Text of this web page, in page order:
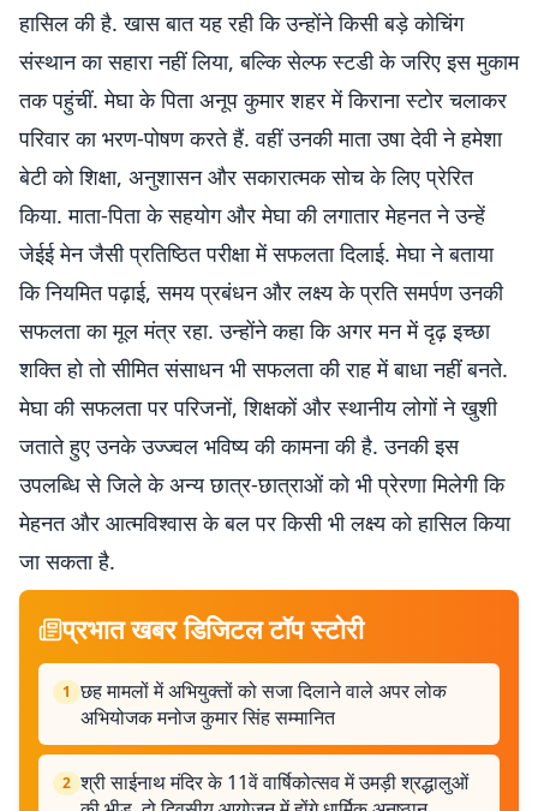
हासिल की है. खास बात यह रही कि उन्होंने किसी बड़े कोचिंग
संस्थान का सहारा नहीं लिया, बल्कि सेल्फ स्टडी के जरिए इस मुकाम
तक पहुंचीं. मेघा के पिता अनूप कुमार शहर में किराना स्टोर चलाकर
परिवार का भरण-पोषण करते हैं. वहीं उनकी माता उषा देवी ने हमेशा
बेटी को शिक्षा, अनुशासन और सकारात्मक सोच के लिए प्रेरित
किया. माता-पिता के सहयोग और मेघा की लगातार मेहनत ने उन्हें
जेईई मेन जैसी प्रतिष्ठित परीक्षा में सफलता दिलाई. मेघा ने बताया
कि नियमित पढ़ाई, समय प्रबंधन और लक्ष्य के प्रति समर्पण उनकी
सफलता का मूल मंत्र रहा. उन्होंने कहा कि अगर मन में दृढ़ इच्छा
शक्ति हो तो सीमित संसाधन भी सफलता की राह में बाधा नहीं बनते.
मेघा की सफलता पर परिजनों, शिक्षकों और स्थानीय लोगों ने खुशी
जताते हुए उनके उज्ज्वल भविष्य की कामना की है. उनकी इस
उपलब्धि से जिले के अन्य छात्र-छात्राओं को भी प्रेरणा मिलेगी कि
मेहनत और आत्मविश्वास के बल पर किसी भी लक्ष्य को हासिल किया
जा सकता है.
प्रभात खबर डिजिटल टॉप स्टोरी
1 छह मामलों में अभियुक्तों को सजा दिलाने वाले अपर लोक
अभियोजक मनोज कुमार सिंह सम्मानित
2 श्री साईनाथ मंदिर के 11वें वार्षिकोत्सव में उमड़ी श्रद्धालुओं